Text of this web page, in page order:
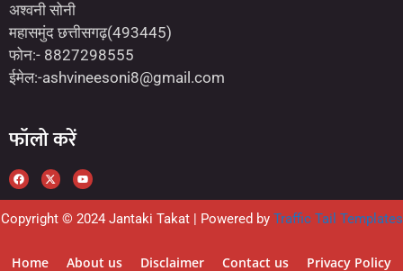
अश्वनी सोनी
महासमुंद छत्तीसगढ़(493445)
फोन:- 8827298555
ईमेल:-ashvineesoni8@gmail.com
फॉलो करें
Copyright © 2024 Jantaki Takat | Powered by Traffic Tail Templates
Home About us Disclaimer Contact us Privacy Policy